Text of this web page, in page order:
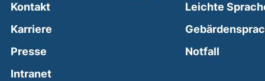
Kontakt
Karriere
Presse
Intranet(external link, opens in a new window)
Leichte
Notfall